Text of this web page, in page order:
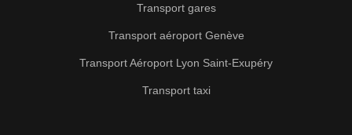
Transport gares
Transport aéroport Genève
Transport Aéroport Lyon Saint-Exupéry
Transport taxi